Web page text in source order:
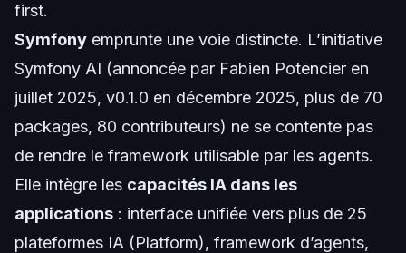
first.
Symfony emprunte une voie distincte. L’initiative
Symfony AI (annoncée par Fabien Potencier en
juillet 2025, v0.1.0 en décembre 2025, plus de 70
packages, 80 contributeurs) ne se contente pas
de rendre le framework utilisable par les agents.
Elle intègre les capacités IA dans les
applications : interface unifiée vers plus de 25
plateformes IA (Platform), framework d’agents,